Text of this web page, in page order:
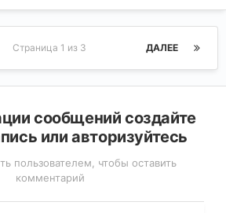
ДАЛЕЕ
Страница 1 из 3
сообщений создайте
или авторизуйтесь
пользователем, чтобы оставить
комментарий